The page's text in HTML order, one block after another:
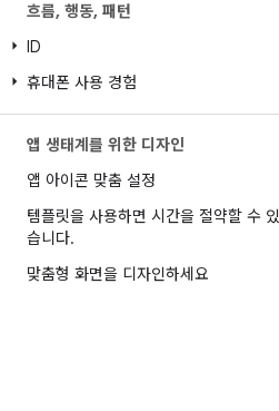
흐름, 행동, 패턴
ID
휴대폰 사용 경험
앱 생태계를 위한 디자인
앱 아이콘 맞춤 설정
템플릿을 사용하면 시간을 절약할 수 있
습니다.
맞춤형 화면을 디자인하세요